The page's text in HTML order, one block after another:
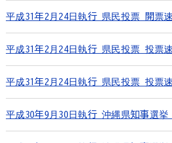
平成31年2月24日執行 県民投票 開票
平成31年2月24日執行 県民投票 投票
平成31年2月24日執行 県民投票 投票
平成30年9月30日執行 沖縄県知事選